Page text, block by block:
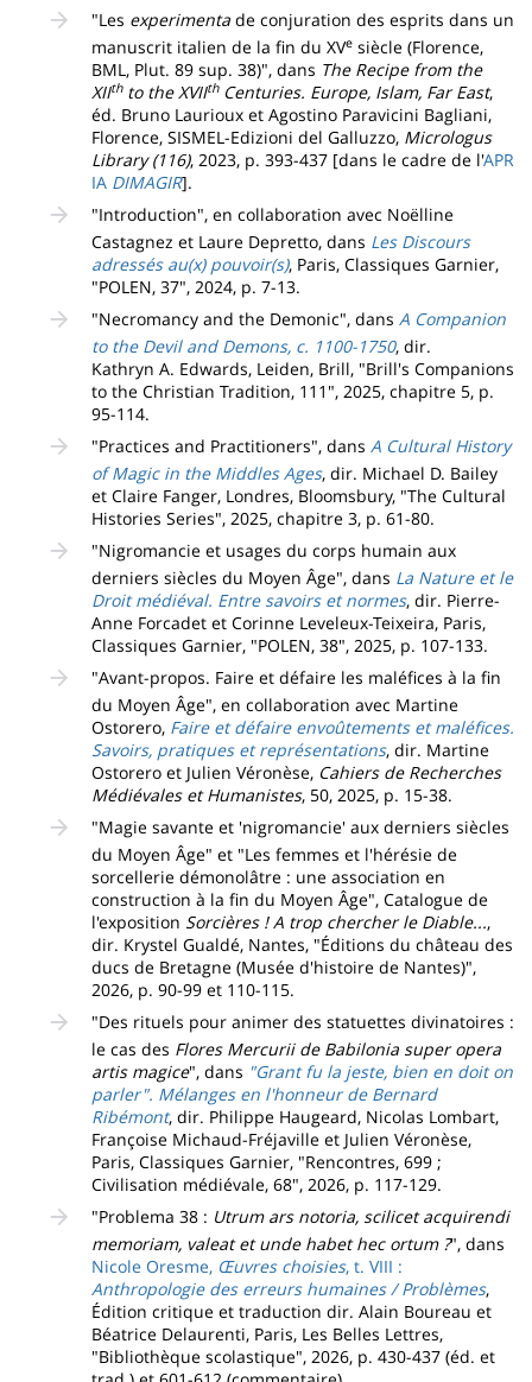
"Les experimenta de conjuration des esprits dans un
manuscrit italien de la fin du XVe siècle (Florence,
BML, Plut. 89 sup. 38)", dans The Recipe from the
XIIthto the XVIIthCenturies. Europe, Islam, Far East,
éd. Bruno Laurioux et Agostino Paravicini Bagliani,
Florence, SISMEL-Edizioni del Galluzzo, Micrologus
Library (116), 2023, p. 393-437 [dans le cadre de l'APR
IA DIMAGIR].
"Introduction", en collaboration avec Noëlline
Castagnez et Laure Depretto, dans Les Discours
adressés au(x) pouvoir(s), Paris, Classiques Garnier,
"POLEN, 37", 2024, p. 7-13.
"Necromancy and the Demonic", dans A Companion
to the Devil and Demons, c. 1100-1750, dir.
Kathryn A. Edwards, Leiden, Brill, "Brill's Companions
to the Christian Tradition, 111", 2025, chapitre 5, p.
95-114.
"Practices and Practitioners", dans A Cultural History
of Magic in the Middles Ages, dir. Michael D. Bailey
et Claire Fanger, Londres, Bloomsbury, "The Cultural
Histories Series", 2025, chapitre 3, p. 61-80.
"Nigromancie et usages du corps humain aux
derniers siècles du Moyen Âge", dans La Nature et le
Droit médiéval. Entre savoirs et normes, dir. Pierre-
Anne Forcadet et Corinne Leveleux-Teixeira, Paris,
Classiques Garnier, "POLEN, 38", 2025, p. 107-133.
"Avant-propos. Faire et défaire les maléfices à la fin
du Moyen Âge", en collaboration avec Martine
Ostorero, Faire et défaire envoûtements et maléfices.
Savoirs, pratiques et représentations, dir. Martine
Ostorero et Julien Véronèse, Cahiers de Recherches
Médiévales et Humanistes, 50, 2025, p. 15-38.
"Magie savante et 'nigromancie' aux derniers siècles
du Moyen Âge" et "Les femmes et l'hérésie de
sorcellerie démonolâtre : une association en
construction à la fin du Moyen Âge", Catalogue de
l'exposition Sorcières ! A trop chercher le Diable...,
dir. Krystel Gualdé, Nantes, "Éditions du château des
ducs de Bretagne (Musée d'histoire de Nantes)",
2026, p. 90-99 et 110-115.
"Des rituels pour animer des statuettes divinatoires :
le cas des Flores Mercurii de Babilonia super opera
artis magice", dans "Grant fu la jeste, bien en doit on
parler". Mélanges en l'honneur de Bernard
Ribémont, dir. Philippe Haugeard, Nicolas Lombart,
Françoise Michaud-Fréjaville et Julien Véronèse,
Paris, Classiques Garnier, "Rencontres, 699 ;
Civilisation médiévale, 68", 2026, p. 117-129.
"Problema 38 : Utrum ars notoria, scilicet acquirendi
memoriam, valeat et unde habet hec ortum ?", dans
Nicole Oresme, Œuvres choisies, t. VIII :
Anthropologie des erreurs humaines / Problèmes,
Édition critique et traduction dir. Alain Boureau et
Béatrice Delaurenti, Paris, Les Belles Lettres,
"Bibliothèque scolastique", 2026, p. 430-437 (éd. et